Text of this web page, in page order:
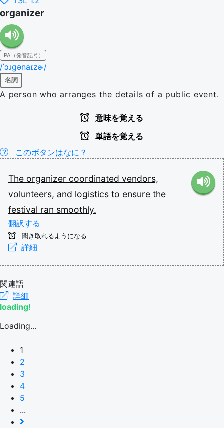
organizer
IPA（発音記号）
/ˈɔɹɡənaɪzɚ/
名詞
A person who arranges the details of a public event.
意味を覚える
単語を覚える
このボタンはなに？
The organizer coordinated vendors,
volunteers, and logistics to ensure the
festival ran smoothly.
翻訳する
聞き取れるようになる
詳細
関連語
詳細
loading!
Loading...
1
2
3
4
5
...